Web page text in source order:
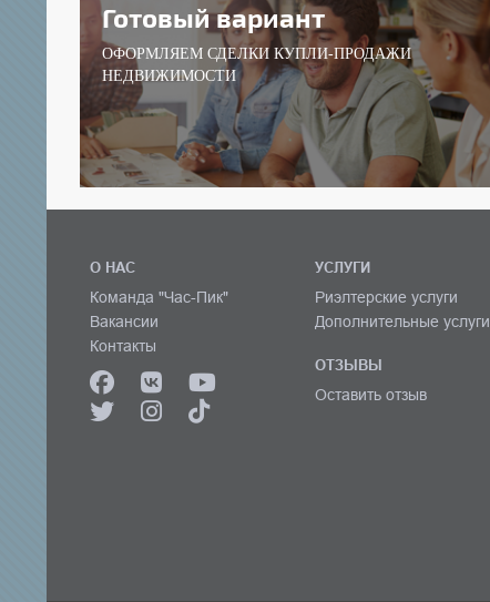
Готовый вариант
ОФОРМЛЯЕМ СДЕЛКИ КУПЛИ-ПРОДАЖИ
НЕДВИЖИМОСТИ
О НАС
Команда "Час-Пик"
Вакансии
Контакты
УСЛУГИ
Риэлтерские услуги
Дополнительные услуги
ОТЗЫВЫ
Оставить отзыв